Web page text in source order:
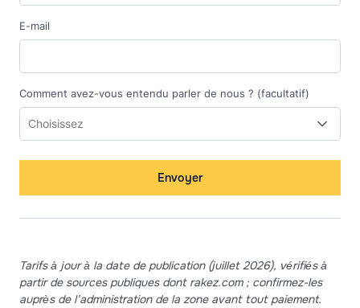
E-mail
Comment avez-vous entendu parler de nous ? (facultatif)
Envoyer
Tarifs à jour à la date de publication (juillet 2026), vérifiés à
partir de sources publiques dont rakez.com ; confirmez-les
auprès de l’administration de la zone avant tout paiement.